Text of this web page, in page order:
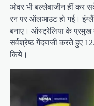
ओवर भी बल्लेबाजीन हीं कर
रन पर ऑलआउट हो गई।
बनाए। ऑस्ट्रेलिया के प्रमुख
सर्वश्रेष्ठ गेंदबाजी करते हुए
किये।